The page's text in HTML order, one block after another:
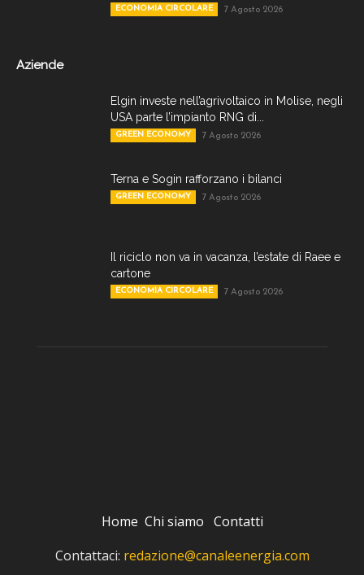
ECONOMIA CIRCOLARE 7 Agosto 2026
Aziende
Elgin investe nell’agrivoltaico in Molise, negli
USA parte l’impianto RNG di...
GREEN ECONOMY 7 Agosto 2026
Terna e Sogin rafforzano i bilanci
GREEN ECONOMY 7 Agosto 2026
Il riciclo non va in vacanza, l’estate di Raee e
cartone
ECONOMIA CIRCOLARE 7 Agosto 2026
Home Chi siamo Contatti
Contattaci: redazione@canaleenergia.com